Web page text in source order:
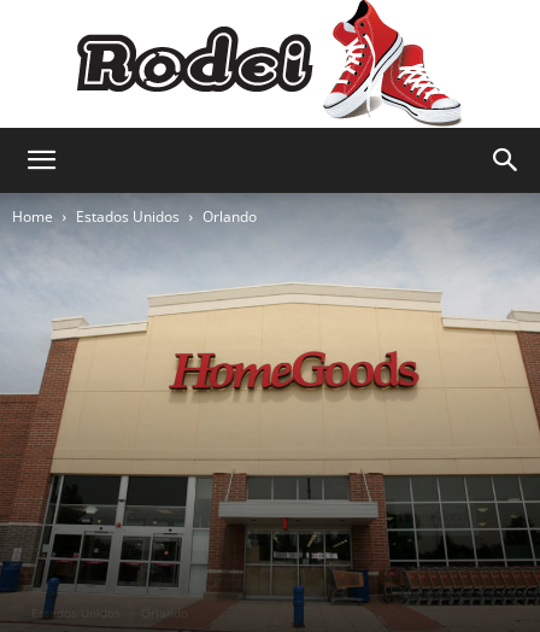
Viagens
Home Estados Unidos Orlando
Estados Unidos Orlando